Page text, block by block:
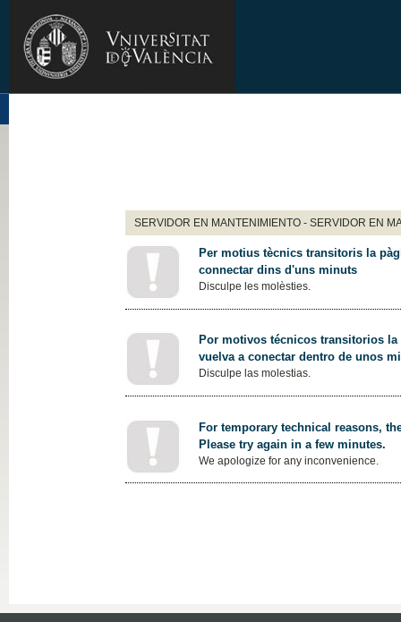
SERVIDOR EN MANTENIMIENTO - SERVIDOR EN
Per motius tècnics transitoris la
connectar dins d'uns minuts
Disculpe les molèsties.
Por motivos técnicos transitorios
vuelva a conectar dentro de unos
Disculpe las molestias.
For temporary technical reasons,
Please try again in a few minutes.
We apologize for any inconvenience.